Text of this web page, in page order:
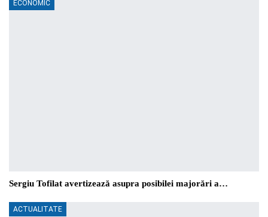
ECONOMIC
Sergiu Tofilat avertizează asupra posibilei majorări a…
ACTUALITATE